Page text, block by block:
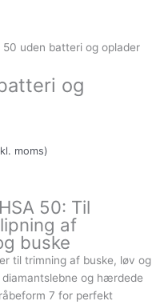
50 uden batteri og oplader
og
moms)
50: Til
af
buske
til trimning af buske, løv og
og hærdede
7 for perfekt